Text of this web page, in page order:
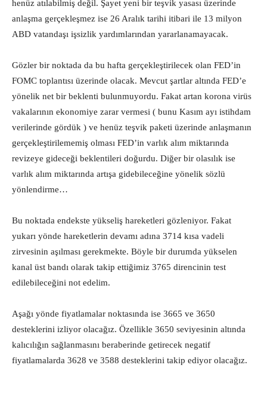
henüz atılabilmiş değil. Şayet yeni bir teşvik yasası üzerinde
anlaşma gerçekleşmez ise 26 Aralık tarihi itibari ile 13 milyon
ABD vatandaşı işsizlik yardımlarından yararlanamayacak.
Gözler bir noktada da bu hafta gerçekleştirilecek olan FED’in
FOMC toplantısı üzerinde olacak. Mevcut şartlar altında FED’e
yönelik net bir beklenti bulunmuyordu. Fakat artan korona virüs
vakalarının ekonomiye zarar vermesi ( bunu Kasım ayı istihdam
verilerinde gördük ) ve henüz teşvik paketi üzerinde anlaşmanın
gerçekleştirilememiş olması FED’in varlık alım miktarında
revizeye gideceği beklentileri doğurdu. Diğer bir olasılık ise
varlık alım miktarında artışa gidebileceğine yönelik sözlü
yönlendirme…
Bu noktada endekste yükseliş hareketleri gözleniyor. Fakat
yukarı yönde hareketlerin devamı adına 3714 kısa vadeli
zirvesinin aşılması gerekmekte. Böyle bir durumda yükselen
kanal üst bandı olarak takip ettiğimiz 3765 direncinin test
edilebileceğini not edelim.
Aşağı yönde fiyatlamalar noktasında ise 3665 ve 3650
desteklerini izliyor olacağız. Özellikle 3650 seviyesinin altında
kalıcılığın sağlanmasını beraberinde getirecek negatif
fiyatlamalarda 3628 ve 3588 desteklerini takip ediyor olacağız.